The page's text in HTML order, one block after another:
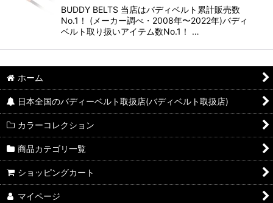
BUDDY BELTS 当店はバディベルト累計販売数
No.1！ (メーカー調べ・2008年〜2022年)バディ
ベルト取り扱いアイテム数No.1！ …
ホーム
日本全国のバディーベルト取扱店(バディベルト取扱店)
カラーコレクション
商品カテゴリ一覧
ショッピングカート
マイページ